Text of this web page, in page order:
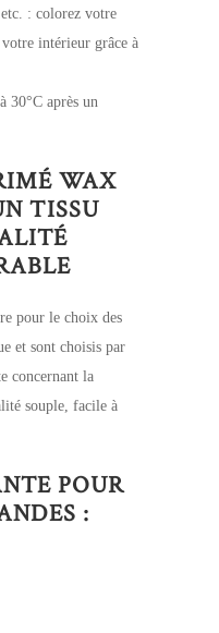
: colorez votre
votre intérieur grâce à
30°C après un
WAX
TISSU
pour le choix des
et sont choisis par
concernant la
souple, facile à
POUR
: